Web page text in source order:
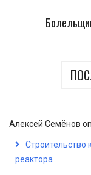
Алексей Семёнов on
Строительство
реактора